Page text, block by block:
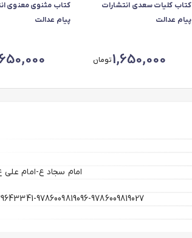
کتاب کلیات سعدی انتشارات
پیام عدالت
1,650,000تومان
کتاب مثنوی معنوی
پیام عدالت
امام سجاد ع-امام
9786009819096-9786009819027